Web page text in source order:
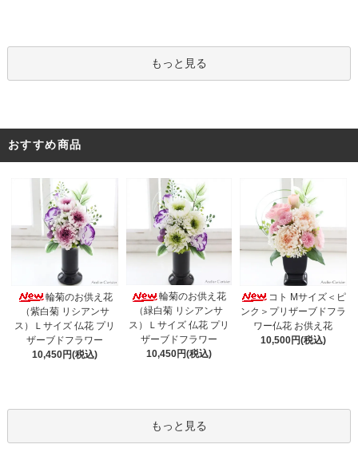
もっと見る
おすすめ商品
輪菊のお供え花
（紫白菊 リシアンサ
ス）Ｌサイズ 仏花 プリ
ザーブドフラワー
10,450円(税込)
輪菊のお供え花
（緑白菊 リシアンサ
ス）Ｌサイズ 仏花 プリ
ザーブドフラワー
10,450円(税込)
コト Mサイズ＜ピ
ンク＞プリザーブドフラ
ワー仏花 お供え花
10,500円(税込)
もっと見る